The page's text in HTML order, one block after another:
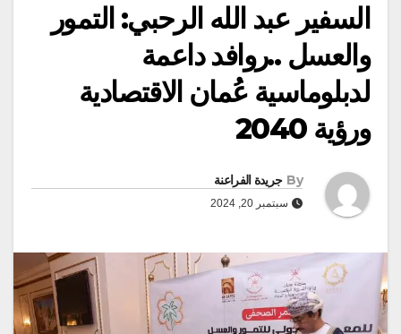
السفير عبد الله الرحبي: التمور
والعسل ..روافد داعمة
لدبلوماسية عُمان الاقتصادية
ورؤية 2040
By جريدة الفراعنة
سبتمبر 20, 2024